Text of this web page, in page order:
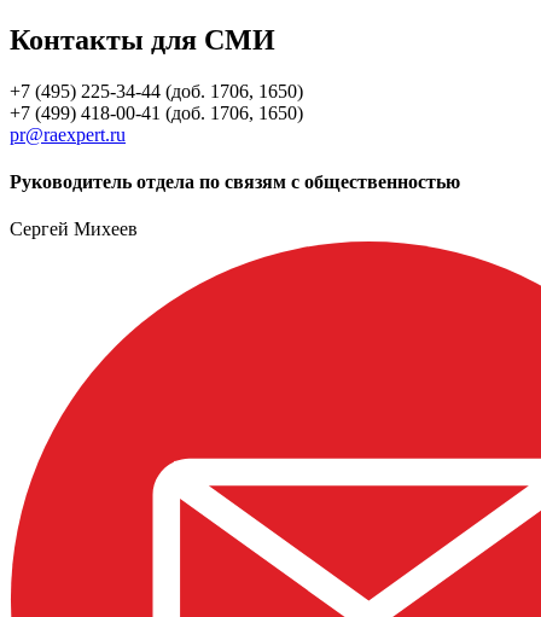
Контакты для СМИ
+7 (495) 225-34-44 (доб. 1706, 1650)
+7 (499) 418-00-41 (доб. 1706, 1650)
pr@raexpert.ru
Руководитель отдела по связям с общественностью
Сергей Михеев